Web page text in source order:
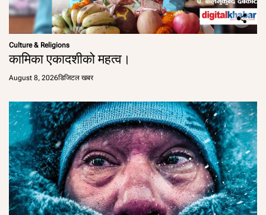
Culture & Religions
कामिका एकादशीको महत्व।
August 8, 2026डिजिटल खबर